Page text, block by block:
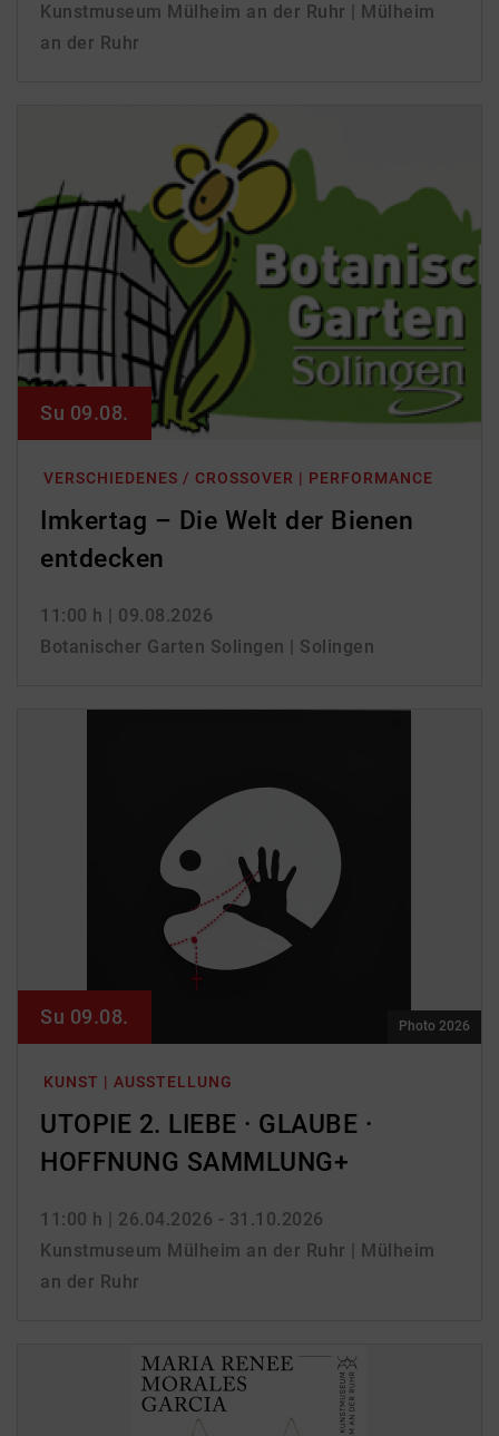
Kunstmuseum Mülheim an der Ruhr | Mülheim
an der Ruhr
VERSCHIEDENES / CROSSOVER | PERFORMANCE
Imkertag – Die Welt der Bienen
entdecken
11:00 h | 09.08.2026
Botanischer Garten Solingen | Solingen
Su 09.08.
KUNST | AUSSTELLUNG
UTOPIE 2. LIEBE · GLAUBE ·
HOFFNUNG SAMMLUNG+
11:00 h | 26.04.2026 - 31.10.2026
Kunstmuseum Mülheim an der Ruhr | Mülheim
an der Ruhr
Su 09.08. Photo 2026